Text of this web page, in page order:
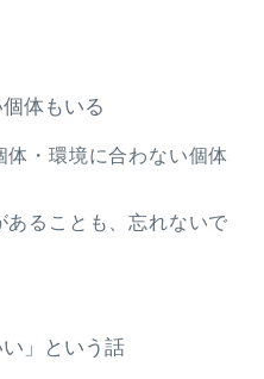
体もいる
体・環境に合わない個体
あることも、忘れないで
い」という話